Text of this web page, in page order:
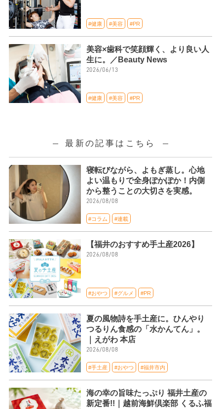
#健康 #美容 #PR
美容×歯科で笑顔輝く、より良い人
生に。／Beauty News
2026/06/13
#健康 #美容 #PR
最新の記事はこちら
寝転びながら、よもぎ蒸し。心地
よい温もりで全身ぽかぽか！内側
から整うことの大切さを実感。
2026/08/08
#コラム #連載
【福井のおすすめ手土産2026】
2026/08/08
#おやつ #グルメ #PR
夏の風物詩を手土産に。ひんやり
つるりん食感の「水かんてん」。
｜えがわ 本店
2026/08/08
#手土産 #おやつ #福井市内
海の幸の旨味たっぷり 福井土産の
新定番!!｜越前海鮮倶楽部 くるふ福